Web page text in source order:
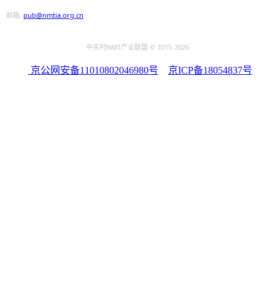
邮箱: pub@nmtia.org.cn
中关村NMT产业联盟 © 2015-2026
京公网安备11010802046980号 京ICP备18054837号